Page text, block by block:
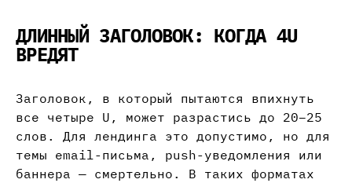
ДЛИННЫЙ ЗАГОЛОВОК: КОГДА 4U
ВРЕДЯТ
Заголовок, в который пытаются впихнуть
все четыре U, может разрастись до 20–25
слов. Для лендинга это допустимо, но для
темы email-письма, push-уведомления или
баннера — смертельно. В таких форматах